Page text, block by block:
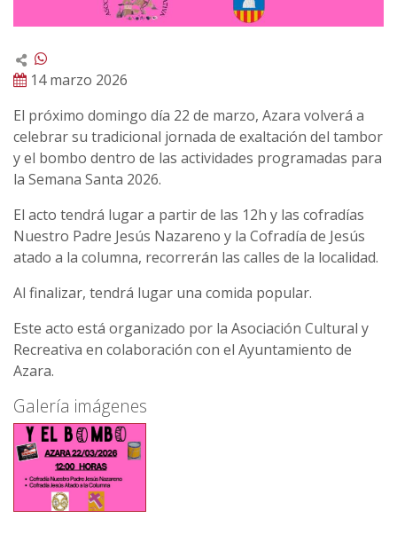
14 marzo 2026
El próximo domingo día 22 de marzo, Azara volverá a
celebrar su tradicional jornada de exaltación del tambor
y el bombo dentro de las actividades programadas para
la Semana Santa 2026.
El acto tendrá lugar a partir de las 12h y las cofradías
Nuestro Padre Jesús Nazareno y la Cofradía de Jesús
atado a la columna, recorrerán las calles de la localidad.
Al finalizar, tendrá lugar una comida popular.
Este acto está organizado por la Asociación Cultural y
Recreativa en colaboración con el Ayuntamiento de
Azara.
Galería imágenes